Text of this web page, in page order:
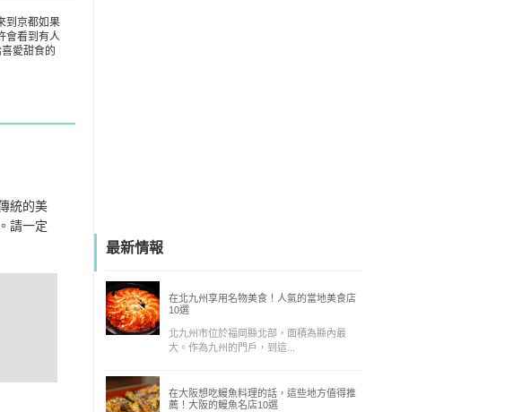
到京都如果
會看到有人
愛甜食的
統的美
請一定
最新情報
在北九州享用名物美食！人氣的當地美食店
10選
北九州市位於福岡縣北部，面積為縣內最
大。作為九州的門戶，到這...
在大阪想吃鰻魚料理的話，這些地方值得推
薦！大阪的鰻魚名店10選